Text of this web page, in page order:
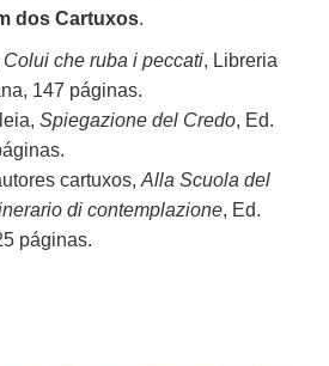
dos Cartuxos.
Colui che ruba i peccati, Libreria
147 páginas.
Spiegazione del Credo, Ed.
cartuxos,Alla Scuola del
di contemplazione, Ed.
páginas.